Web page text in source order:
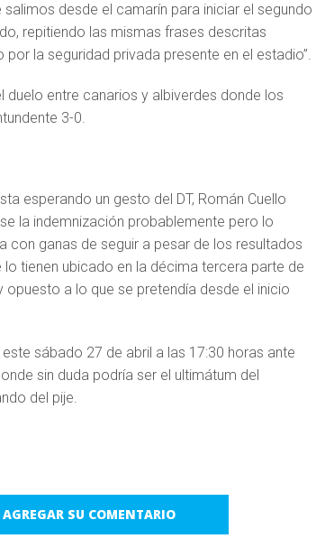
desde el camarín para iniciar el segundo
repitiendo las mismas frases descritas
la seguridad privada presente en el estadio”.
duelo entre canarios y albiverdes donde los
3-0.
esperando un gesto del DT, Román Cuello
la indemnización probablemente pero lo
con ganas de seguir a pesar de los resultados
tienen ubicado en la décima tercera parte de
opuesto a lo que se pretendía desde el inicio
sábado 27 de abril a las 17:30 horas ante
sin duda podría ser el ultimátum del
del pije.
SU COMENTARIO